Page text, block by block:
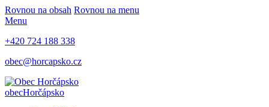
Rovnou na obsah Rovnou na menu
Menu
+420 724 188 338
obec@horcapsko.cz
obecHorčápsko